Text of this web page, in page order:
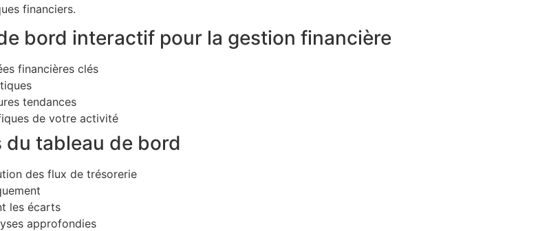
financiers.
bord interactif pour la gestion financière
financières clés
tendances
de votre activité
tableau de bord
des flux de trésorerie
les écarts
approfondies